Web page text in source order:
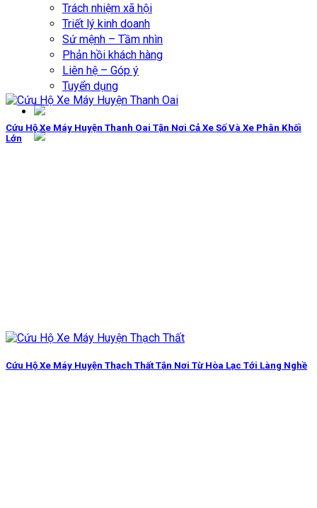
Trách nhiệm xã hội
Triết lý kinh doanh
Sứ mệnh – Tầm nhìn
Phản hồi khách hàng
Liên hệ – Góp ý
Tuyển dụng
Cứu Hộ Xe Máy Huyện Thanh Oai Tận Nơi Cả Xe Số Và Xe Phân Khối
Lớn
Cứu Hộ Xe Máy Huyện Thạch Thất Tận Nơi Từ Hòa Lạc Tới Làng Nghề